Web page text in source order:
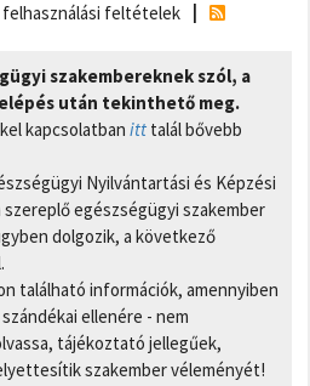
feltételek
szakembereknek szól, a
után tekinthető meg.
kapcsolatban itt talál bővebb
Nyilvántartási és Képzési
egészségügyi szakember
dolgozik, a következő
található információk, amennyiben
ellenére - nem
tájékoztató jellegűek,
szakember véleményét!